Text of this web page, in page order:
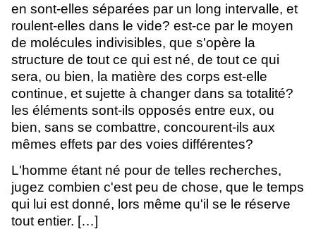
en sont-elles séparées par un long intervalle, et
roulent-elles dans le vide? est-ce par le moyen
de molécules indivisibles, que s'opère la
structure de tout ce qui est né, de tout ce qui
sera, ou bien, la matière des corps est-elle
continue, et sujette à changer dans sa totalité?
les éléments sont-ils opposés entre eux, ou
bien, sans se combattre, concourent-ils aux
mêmes effets par des voies différentes?
L'homme étant né pour de telles recherches,
jugez combien c'est peu de chose, que le temps
qui lui est donné, lors même qu'il se le réserve
tout entier. […]